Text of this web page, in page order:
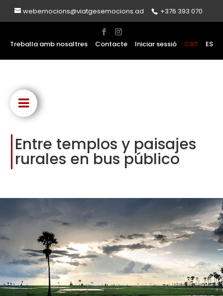
webemocions@viatgesemocions.ad +376 393 070
Treballa amb nosaltres Contacte Iniciar sessió CAT ES
Entre templos y paisajes
rurales en bus público